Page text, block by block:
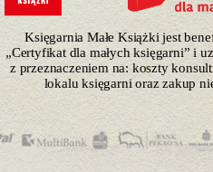
Księgarnia Małe Książki jest
„Certyfikat dla małych księgarni” i
z przeznaczeniem na: koszty
lokalu księgarni oraz zakup